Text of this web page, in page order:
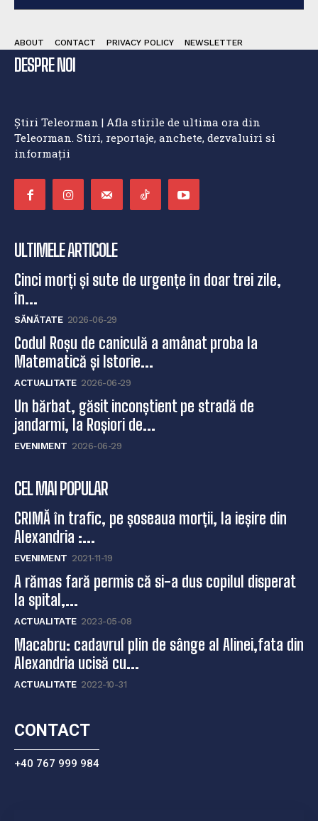
ABOUT CONTACT PRIVACY POLICY NEWSLETTER
DESPRE NOI
Știri Teleorman | Afla stirile de ultima ora din
Teleorman. Stiri, reportaje, anchete, dezvaluiri si
informații
ULTIMELE ARTICOLE
Cinci morți și sute de urgențe în doar trei zile,
în...
SĂNĂTATE 2026-06-29
Codul Roșu de caniculă a amânat proba la
Matematică și Istorie...
ACTUALITATE 2026-06-29
Un bărbat, găsit inconștient pe stradă de
jandarmi, la Roșiori de...
EVENIMENT 2026-06-29
CEL MAI POPULAR
CRIMĂ în trafic, pe șoseaua morții, la ieșire din
Alexandria :...
EVENIMENT 2021-11-19
A rămas fară permis că si-a dus copilul disperat
la spital,...
ACTUALITATE 2023-05-08
Macabru: cadavrul plin de sânge al Alinei,fata din
Alexandria ucisă cu...
ACTUALITATE 2022-10-31
CONTACT
+40 767 999 984